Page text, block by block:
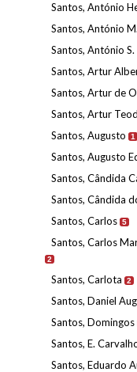
Santos, António
Santos, António
Santos, António
Santos, Artur
Santos, Artur de
Santos, Artur
Santos, Augusto 1
Santos, Augusto
Santos, Cândida
Santos, Cândida
Santos, Carlos 5
Santos, Carlos
2
Santos, Carlota 2
Santos, Daniel
Santos, Domingos
Santos, E.
Santos, Eduardo